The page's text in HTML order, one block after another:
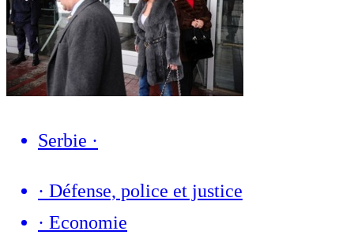
Serbie ·
· Défense, police et justice
· Economie